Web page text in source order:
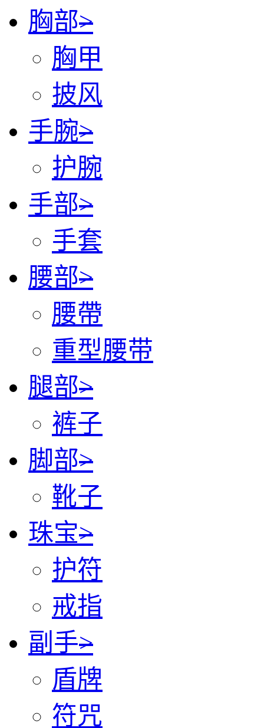
胸部>
胸甲
披风
手腕>
护腕
手部>
手套
腰部>
腰帶
重型腰带
腿部>
裤子
脚部>
靴子
珠宝>
护符
戒指
副手>
盾牌
符咒